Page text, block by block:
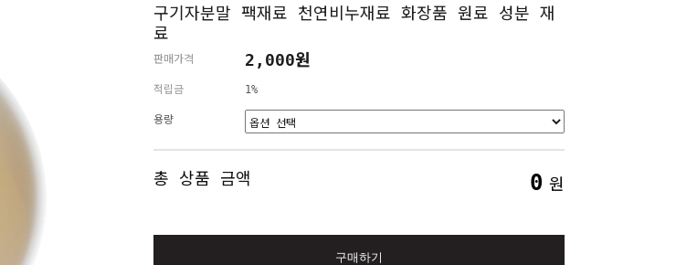
구기자분말 팩재료 천연비누재료 화장품 원료 성분 재
료
판매가격 2,000원
적립금 1%
용량
총 상품 금액 0 원
구매하기